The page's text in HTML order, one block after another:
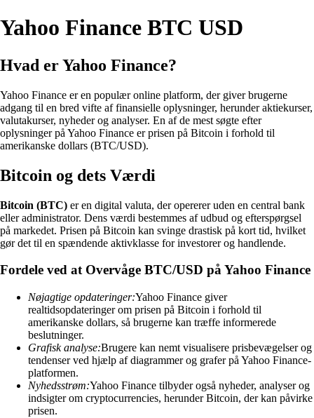
Yahoo Finance BTC USD
Hvad er Yahoo Finance?
Yahoo Finance er en populær online platform, der giver brugerne
adgang til en bred vifte af finansielle oplysninger, herunder aktiekurser,
valutakurser, nyheder og analyser. En af de mest søgte efter
oplysninger på Yahoo Finance er prisen på Bitcoin i forhold til
amerikanske dollars (BTC/USD).
Bitcoin og dets Værdi
Bitcoin (BTC) er en digital valuta, der opererer uden en central bank
eller administrator. Dens værdi bestemmes af udbud og efterspørgsel
på markedet. Prisen på Bitcoin kan svinge drastisk på kort tid, hvilket
gør det til en spændende aktivklasse for investorer og handlende.
Fordele ved at Overvåge BTC/USD på Yahoo Finance
Nøjagtige opdateringer:Yahoo Finance giver
realtidsopdateringer om prisen på Bitcoin i forhold til
amerikanske dollars, så brugerne kan træffe informerede
beslutninger.
Grafisk analyse:Brugere kan nemt visualisere prisbevægelser og
tendenser ved hjælp af diagrammer og grafer på Yahoo Finance-
platformen.
Nyhedsstrøm:Yahoo Finance tilbyder også nyheder, analyser og
indsigter om cryptocurrencies, herunder Bitcoin, der kan påvirke
prisen.